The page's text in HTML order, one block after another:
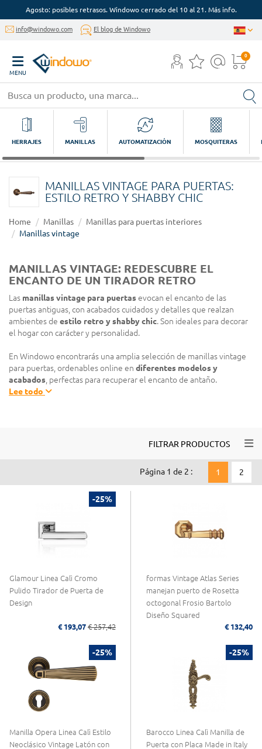
Agosto: posibles retrasos. Windowo cerrado del 10 al 21. Más info.
info@windowo.com El blog de Windowo
MENU
0
HERRAJES MANILLAS AUTOMATIZACIÓN MOSQUITERAS
MANILLAS VINTAGE PARA PUERTAS:
ESTILO RETRO Y SHABBY CHIC
Home Manillas
Manillas para puertas interiores
Manillas vintage
MANILLAS VINTAGE: REDESCUBRE EL
ENCANTO DE UN TIRADOR RETRO
Las manillas vintage para puertasevocan el encanto de las
puertas antiguas, con acabados cuidados y detalles que realzan
ambientes de estilo retro y shabby chic. Son ideales para decorar
el hogar con carácter y personalidad.
En Windowo encontrarás una amplia selección de manillas vintage
para puertas, ordenables online en diferentes modelos y
acabados , perfectas para recuperar el encanto de antaño.
Lee todo
FILTRAR PRODUCTOS
Página 1 de 2 : 1 2
-25%
Glamour Linea Calì Cromo
Pulido Tirador de Puerta de
Design
€ 193,07 € 257,42
formas Vintage Atlas Series
manejan puerto de Rosetta
octogonal Frosio Bartolo
Diseño Squared
€ 132,40
-25%
Manilla Opera Linea Calì Estilo
Neoclásico Vintage Latón con
-25%
Barocco Linea Calì Manilla de
Puerta con Placa Made in Italy